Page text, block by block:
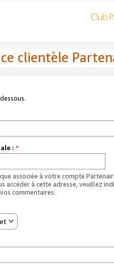
clientèle
: *
associée à votre compte
accéder à cette adresse, veuillez
commentaires.